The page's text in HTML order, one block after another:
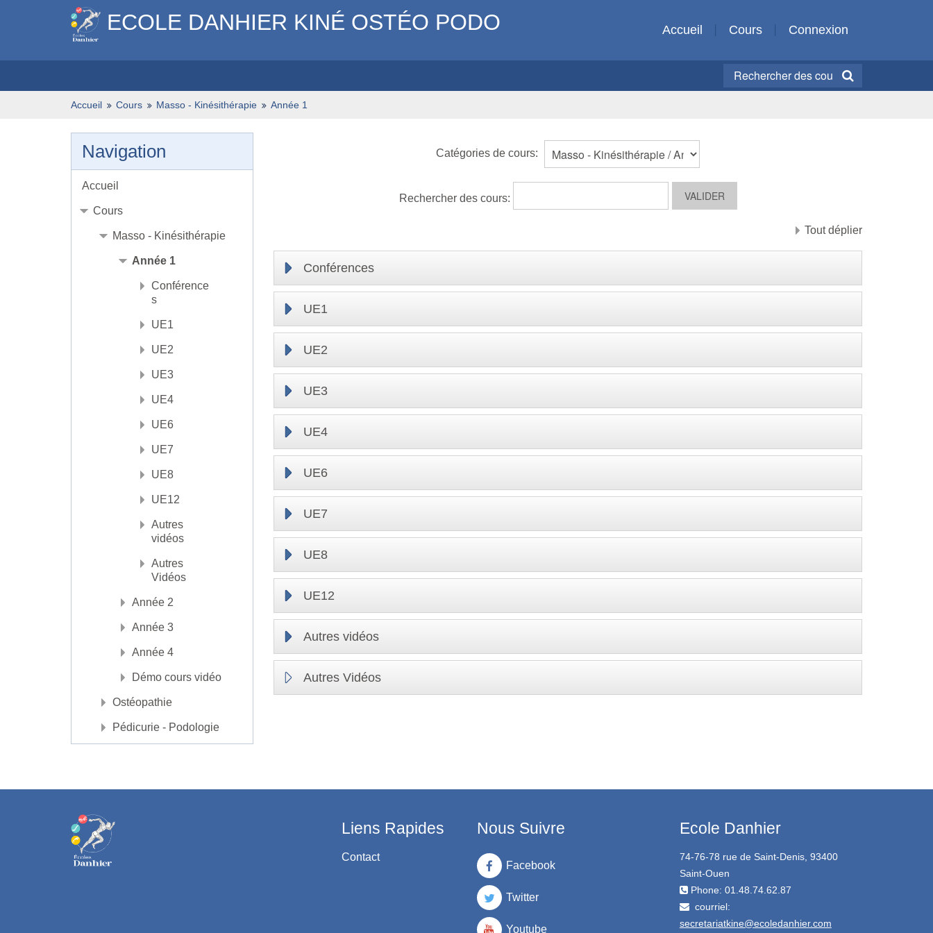
ECOLE DANHIER KINÉ OSTÉO PODO Accueil Cours Connexion
Accueil Cours Masso - Kinésithérapie Année 1
Catégories de cours:
Rechercher des cours:
Tout déplier
Conférences
UE1
UE2
UE3
UE4
UE6
UE7
UE8
UE12
Autres vidéos
Autres Vidéos
Navigation
Accueil
Cours
Masso - Kinésithérapie
Année 1
Conférence
s
UE1
UE2
UE3
UE4
UE6
UE7
UE8
UE12
Autres
vidéos
Autres
Vidéos
Année 2
Année 3
Année 4
Démo cours vidéo
Ostéopathie
Pédicurie - Podologie
Liens Rapides
Contact
Nous Suivre
Facebook
Twitter
Youtube
Ecole Danhier
74-76-78 rue de Saint-Denis, 93400
Saint-Ouen
Phone: 01.48.74.62.87
courriel:
secretariatkine@ecoledanhier.com